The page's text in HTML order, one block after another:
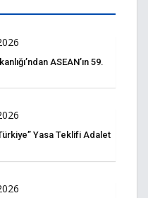
ASEAN’ın 59.
Yasa Teklifi Adalet